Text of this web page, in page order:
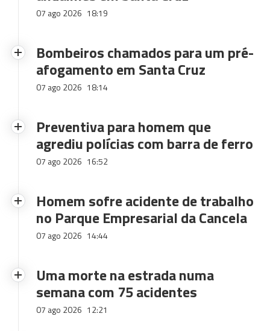
07 ago 2026 18:19
Bombeiros chamados para um pré-
afogamento em Santa Cruz
07 ago 2026 18:14
Preventiva para homem que
agrediu polícias com barra de ferro
07 ago 2026 16:52
Homem sofre acidente de trabalho
no Parque Empresarial da Cancela
07 ago 2026 14:44
Uma morte na estrada numa
semana com 75 acidentes
07 ago 2026 12:21